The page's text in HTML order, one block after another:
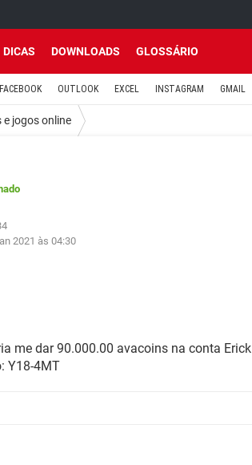
DICAS DOWNLOADS GLOSSÁRIO
FACEBOOK OUTLOOK EXCEL INSTAGRAM GMAIL
e jogos online
2021 às 04:30
me dar 90.000.00 avacoins na conta Erick
Y18-4MT